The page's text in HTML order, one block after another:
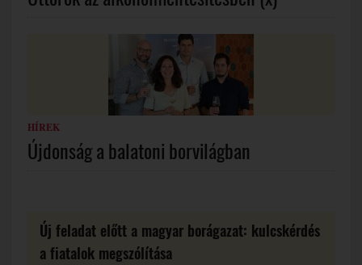
HÍREK
Újdonság a balatoni borvilágban
Új feladat előtt a magyar borágazat: kulcskérdés
a fiatalok megszólítása